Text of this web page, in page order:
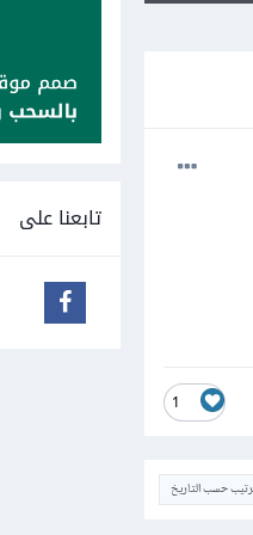
1
حسب التاريخ
تابعنا على